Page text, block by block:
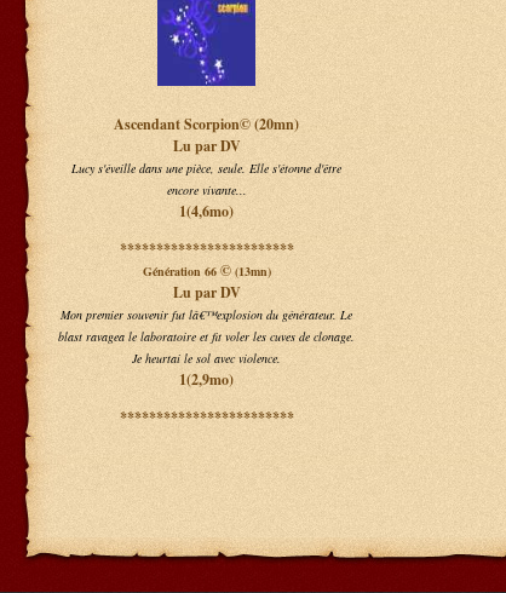
Ascendant Scorpion© (20mn)
Lu par DV
Lucy s'éveille dans une pièce, seule. Elle s'étonne d'être
encore vivante...
1(4,6mo)
************************
Génération 66 © (13mn)
Lu par DV
Mon premier souvenir fut lâ€™explosion du générateur. Le
blast ravagea le laboratoire et fit voler les cuves de clonage.
Je heurtai le sol avec violence.
1(2,9mo)
************************